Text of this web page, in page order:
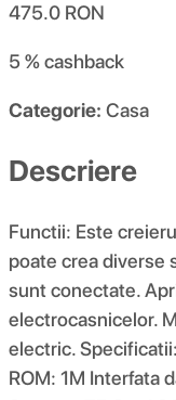
475.0 RON
5 %cashback
Categorie: Casa
Descriere
Functii: Este
poate crea diverse
sunt conectate.
electrocasnicelor.
electric.
ROM: 1M Interfata